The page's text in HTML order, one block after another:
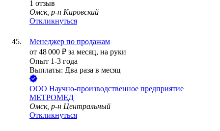
1 отзыв
Омск, р-н Кировский
Откликнуться
Менеджер по продажам
от 48 000 ₽ за месяц, на руки
Опыт 1-3 года
Выплаты: Два раза в месяц
ООО Научно-производственное предприятие
МЕТРОМЕД
Омск, р-н Центральный
Откликнуться